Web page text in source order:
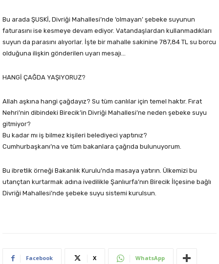
Bu arada ŞUSKİ, Divriği Mahallesi’nde ‘olmayan’ şebeke suyunun
faturasını ise kesmeye devam ediyor. Vatandaşlardan kullanmadıkları
suyun da parasını alıyorlar. İşte bir mahalle sakinine 787,84 TL su borcu
olduğuna ilişkin gönderilen uyarı mesajı…
HANGİ ÇAĞDA YAŞIYORUZ?
Allah aşkına hangi çağdayız? Su tüm canlılar için temel haktır. Fırat
Nehri’nin dibindeki Birecik’in Divriği Mahallesi’ne neden şebeke suyu
gitmiyor?
Bu kadar mı iş bilmez kişileri belediyeci yaptınız?
Cumhurbaşkanı’na ve tüm bakanlara çağrıda bulunuyorum.
Bu ibretlik örneği Bakanlık Kurulu’nda masaya yatırın. Ülkemizi bu
utançtan kurtarmak adına ivedilikle Şanlıurfa’nın Birecik İlçesine bağlı
Divriği Mahallesi’nde şebeke suyu sistemi kurulsun.
Facebook X WhatsApp